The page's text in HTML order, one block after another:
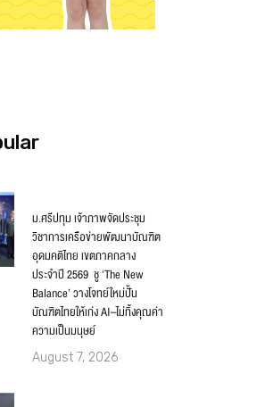
ม.ศรีปทุม เจ้าภาพจัดประชุม
วิชาการเครือข่ายพัฒนาบัณฑิต
อุดมคติไทย เขตภาคกลาง
ประจำปี 2569 ชู ‘The New
Balance’ วางโจทย์ใหม่ปั้น
บัณฑิตไทยให้เก่ง AI–ไม่ทิ้งคุณค่า
ความเป็นมนุษย์
August 7, 2026